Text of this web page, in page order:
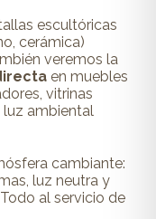
escultóricas
cerámica)
veremos la
en muebles
vitrinas
ambiental
cambiante:
luz neutra y
al servicio de